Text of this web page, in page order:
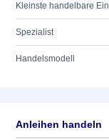
Kleinste handelbare
Spezialist
Handelsmodell
Anleihen handeln